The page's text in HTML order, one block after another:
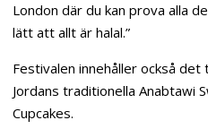
London där du kan prova alla
lätt att allt är halal.”
Festivalen innehåller också
Jordans traditionella Anabtawi
Cupcakes.